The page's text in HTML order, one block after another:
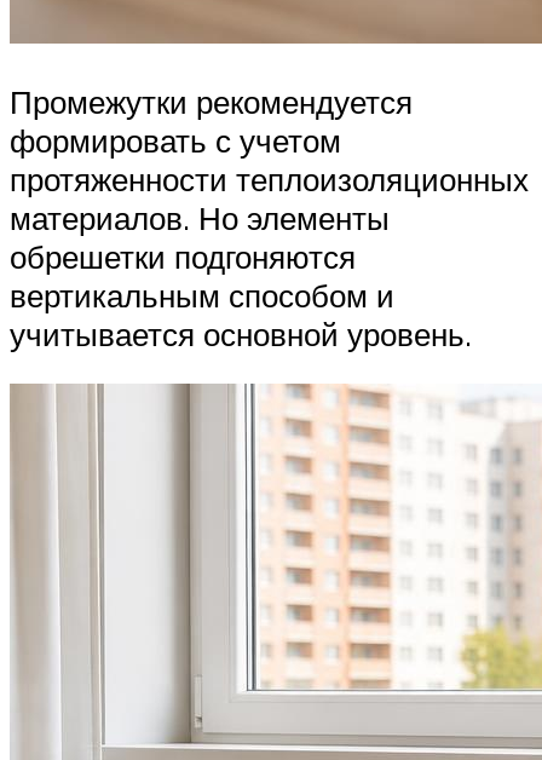
Промежутки рекомендуется
формировать с учетом
протяженности теплоизоляционных
материалов. Но элементы
обрешетки подгоняются
вертикальным способом и
учитывается основной уровень.